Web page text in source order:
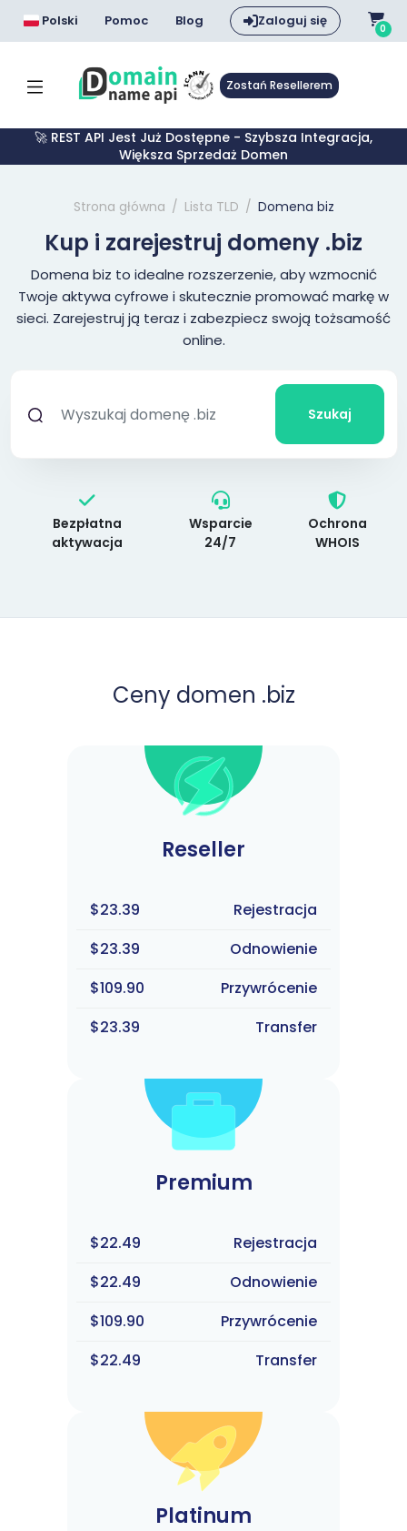
Polski Pomoc Blog Zaloguj się 0
Zostań Resellerem
🚀 REST API Jest Już Dostępne - Szybsza Integracja,
Większa Sprzedaż Domen
Strona główna Lista TLD Domena biz
Kup i zarejestruj domeny .biz
Domena biz to idealne rozszerzenie, aby wzmocnić
Twoje aktywa cyfrowe i skutecznie promować markę w
sieci. Zarejestruj ją teraz i zabezpiecz swoją tożsamość
online.
Szukaj
Bezpłatna
aktywacja
Wsparcie
24/7
Ochrona
WHOIS
Ceny domen .biz
Reseller
$23.39
Rejestracja
$23.39
Odnowienie
$109.90
Przywrócenie
$23.39
Transfer
Premium
$22.49
Rejestracja
$22.49
Odnowienie
$109.90
Przywrócenie
$22.49
Transfer
Platinum